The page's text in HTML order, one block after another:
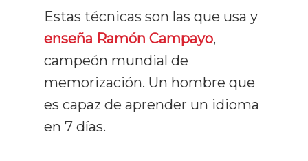
Estas técnicas son las que usa y
enseña Ramón Campayo,
campeón mundial de
memorización. Un hombre que
es capaz de aprender un idioma
en 7 días.